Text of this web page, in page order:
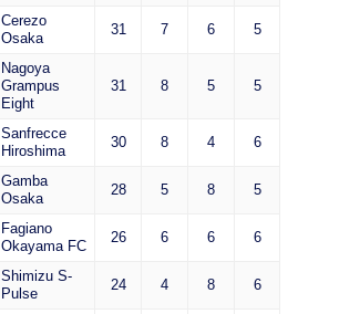
Cerezo
Osaka
31 7 6 5
Nagoya
Grampus
Eight
31 8 5 5
Sanfrecce
Hiroshima
30 8 4 6
Gamba
Osaka
28 5 8 5
Fagiano
Okayama FC
26 6 6 6
Shimizu S-
Pulse
24 4 8 6